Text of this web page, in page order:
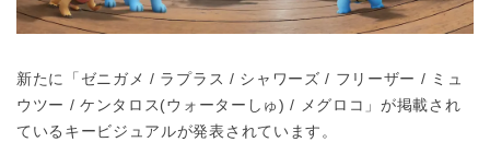
新たに「ゼニガメ / ラプラス / シャワーズ / フリーザー / ミュ
ウツー / ケンタロス(ウォーターしゅ) / メグロコ」が掲載され
ているキービジュアルが発表されています。